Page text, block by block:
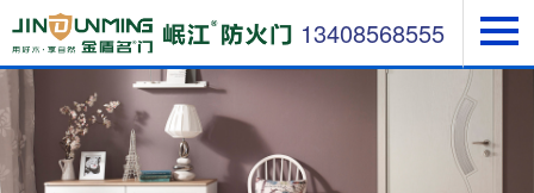
13408568555